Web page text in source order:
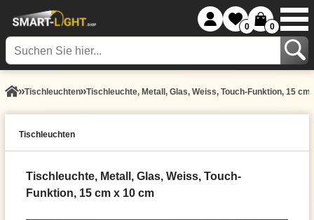
0 0
Tisch­leuchten Tischleuchte, Metall, Glas, Weiss, Touch-Funktion, 15 cm
Tisch­leuchten
Tischleuchte, Metall, Glas, Weiss, Touch-
Funktion, 15 cm x 10 cm